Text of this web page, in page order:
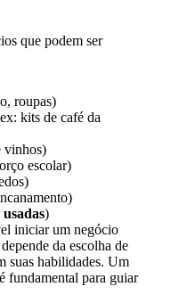
que podem ser
roupas)
kits de café da
vinhos)
escolar)
)
iniciar um negócio
da escolha de
suas habilidades. Um
fundamental para guiar